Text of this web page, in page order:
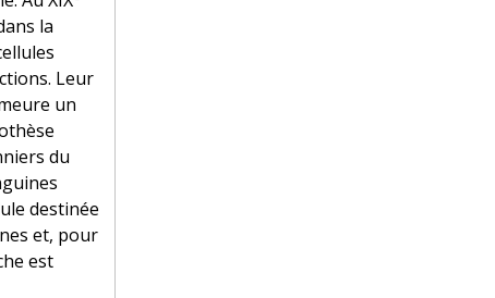
la
Leur
un
du
destinée
et, pour
est